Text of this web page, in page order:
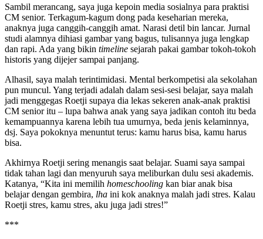
Sambil merancang, saya juga kepoin media sosialnya para praktisi
CM senior. Terkagum-kagum dong pada keseharian mereka,
anaknya juga canggih-canggih amat. Narasi detil bin lancar. Jurnal
studi alamnya dihiasi gambar yang bagus, tulisannya juga lengkap
dan rapi. Ada yang bikin timeline sejarah pakai gambar tokoh-tokoh
historis yang dijejer sampai panjang.
Alhasil, saya malah terintimidasi. Mental berkompetisi ala sekolahan
pun muncul. Yang terjadi adalah dalam sesi-sesi belajar, saya malah
jadi menggegas Roetji supaya dia lekas sekeren anak-anak praktisi
CM senior itu – lupa bahwa anak yang saya jadikan contoh itu beda
kemampuannya karena lebih tua umurnya, beda jenis kelaminnya,
dsj. Saya pokoknya menuntut terus: kamu harus bisa, kamu harus
bisa.
Akhirnya Roetji sering menangis saat belajar. Suami saya sampai
tidak tahan lagi dan menyuruh saya meliburkan dulu sesi akademis.
Katanya, “Kita ini memilih homeschooling kan biar anak bisa
belajar dengan gembira, lha ini kok anaknya malah jadi stres. Kalau
Roetji stres, kamu stres, aku juga jadi stres!”
***